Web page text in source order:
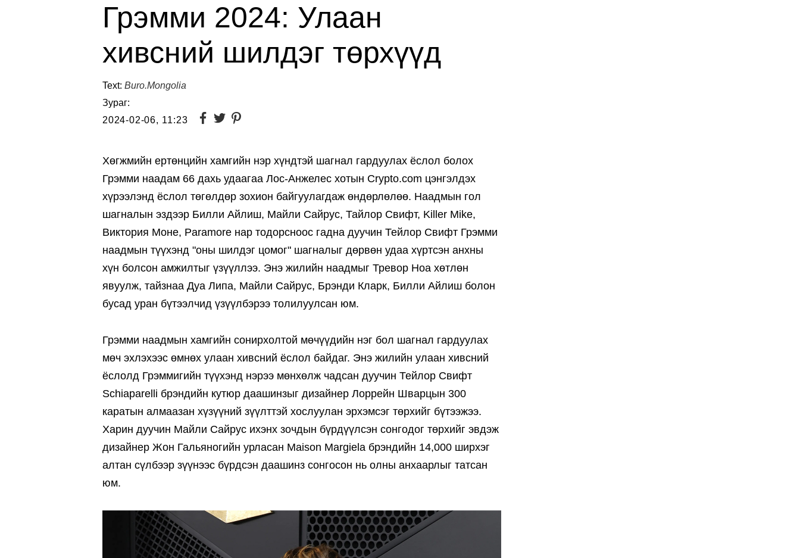
Грэмми 2024: Улаан
хивсний шилдэг төрхүүд
Text: Buro.Mongolia
Зураг:
2024-02-06, 11:23
Хөгжмийн ертөнцийн хамгийн нэр хүндтэй шагнал гардуулах ёслол болох
Грэмми наадам 66 дахь удаагаа Лос-Анжелес хотын Crypto.com цэнгэлдэх
хүрээлэнд ёслол төгөлдөр зохион байгуулагдаж өндөрлөлөө. Наадмын гол
шагналын эздээр Билли Айлиш, Майли Сайрус, Тайлор Свифт, Killer Mike,
Виктория Моне, Paramore нар тодорсноос гадна дуучин Тейлор Свифт Грэмми
наадмын түүхэнд "оны шилдэг цомог" шагналыг дөрвөн удаа хүртсэн анхны
хүн болсон амжилтыг үзүүллээ. Энэ жилийн наадмыг Тревор Ноа хөтлөн
явуулж, тайзнаа Дуа Липа, Майли Сайрус, Брэнди Кларк, Билли Айлиш болон
бусад уран бүтээлчид үзүүлбэрээ толилуулсан юм.
Грэмми наадмын хамгийн сонирхолтой мөчүүдийн нэг бол шагнал гардуулах
мөч эхлэхээс өмнөх улаан хивсний ёслол байдаг. Энэ жилийн улаан хивсний
ёслолд Грэммигийн түүхэнд нэрээ мөнхөлж чадсан дуучин Тейлор Свифт
Schiaparelli брэндийн кутюр даашинзыг дизайнер Лоррейн Шварцын 300
каратын алмаазан хүзүүний зүүлттэй хослуулан эрхэмсэг төрхийг бүтээжээ.
Харин дуучин Майли Сайрус ихэнх зочдын бүрдүүлсэн сонгодог төрхийг эвдэж
дизайнер Жон Гальяногийн урласан Maison Margiela брэндийн 14,000 ширхэг
алтан сүлбээр зүүнээс бүрдсэн даашинз сонгосон нь олны анхаарлыг татсан
юм.